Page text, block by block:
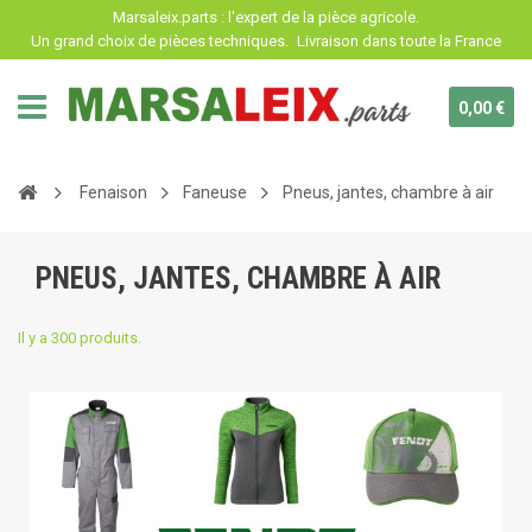
Marsaleix.parts : l'expert de la pièce agricole.
Un grand choix de pièces techniques. Livraison dans toute la France
0,00 €
Fenaison Faneuse Pneus, jantes, chambre à air
PNEUS, JANTES, CHAMBRE À AIR
Il y a 300 produits.
Panneau de gestion des cookies